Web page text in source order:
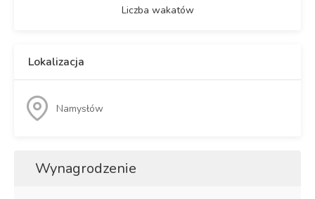
Liczba wakatów
Lokalizacja
Namysłów
Wynagrodzenie